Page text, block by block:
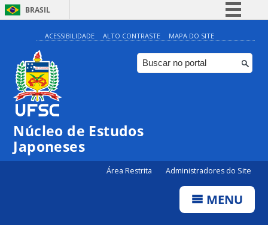
BRASIL
Simplifique!
Comunica BR
Participe
ACESSIBILIDADE ALTO CONTRASTE MAPA DO SITE
Núcleo de Estudos
Japoneses
Área Restrita Administradores do Site
MENU